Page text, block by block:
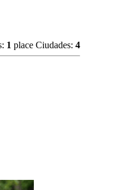
1 place Ciudades: 4